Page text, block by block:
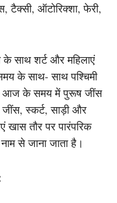
टैक्सी, ऑटोरिक्शा, फेरी,
के साथ शर्ट और महिलाएं
के साथ- साथ पश्चिमी
आज के समय में पुरूष जींस
जींस, स्कर्ट, साड़ी और
खास तौर पर पारंपरिक
से जाना जाता है।